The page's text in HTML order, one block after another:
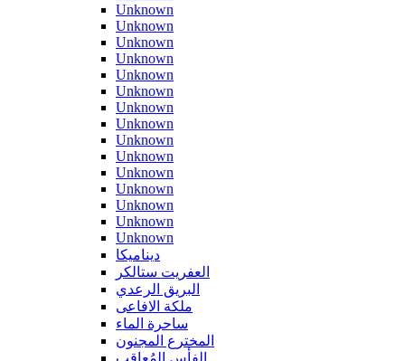
Unknown
Unknown
Unknown
Unknown
Unknown
Unknown
Unknown
Unknown
Unknown
Unknown
Unknown
Unknown
Unknown
Unknown
Unknown
ديناميكا
العفريت ستالكر
البريق الرعدي
ملكة الافاعى
ساحرة الماء
المخترع المجنون